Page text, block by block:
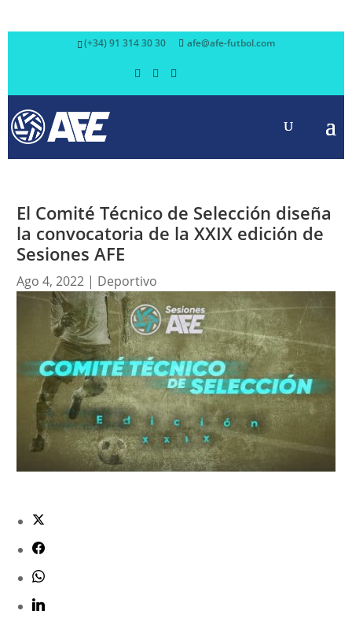
(+34) 91 314 30 30 afe@afe-futbol.com
El Comité Técnico de Selección diseña
la convocatoria de la XXIX edición de
Sesiones AFE
Ago 4, 2022| Deportivo